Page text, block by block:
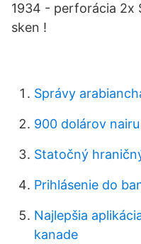
1934 - perforácia 2x
sken !
Správy
900 dolárov
Statočný
Prihlásenie do
Najlepšia
kanade